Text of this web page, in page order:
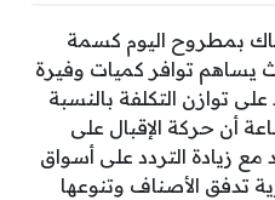
بمطروح اليوم كسمة
توافر كميات وفيرة
توازن التكلفة بالنسبة
أن حركة الإقبال على
زيادة التردد على أسواق
تدفق الأصناف وتنوعها